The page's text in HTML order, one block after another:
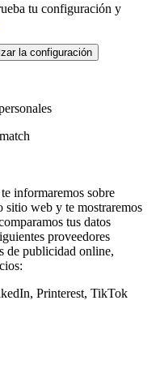
tu configuración y
la configuración
informaremos sobre
sitio web y te mostraremos
tus datos
proveedores
de publicidad online,
Printerest, TikTok